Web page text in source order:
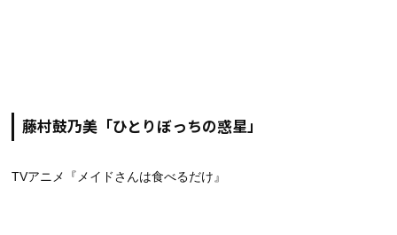
藤村鼓乃美「ひとりぼっちの惑星」
TVアニメ『メイドさんは食べるだけ』